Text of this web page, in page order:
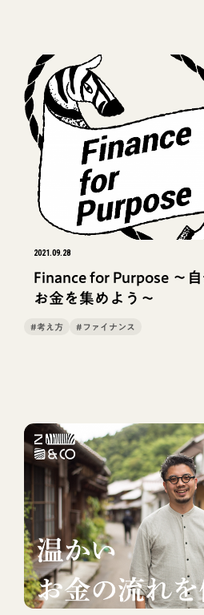
2021.09.28
Finance for Purpose 〜
お金を集めよう〜
#考え方 #ファイナンス